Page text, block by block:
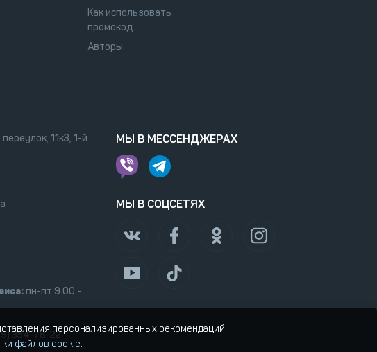
Как использовать
промокод
Авторы
11к3, 1-й
пн-пт 9:00 -
354-78-22
МЫ В МЕССЕНДЖЕРАХ
МЫ В СОЦСЕТЯХ
персонализированных рекомендаций.
файлов cookie.